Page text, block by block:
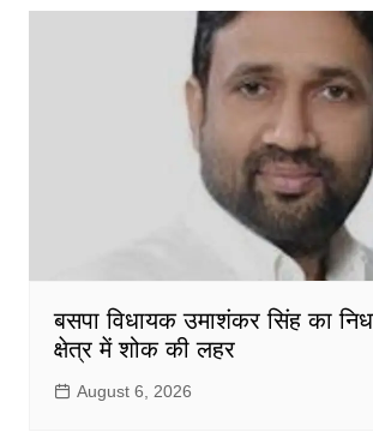
बसपा विधायक उमाशंकर सिंह का
क्षेत्र में शोक की लहर
August 6, 2026